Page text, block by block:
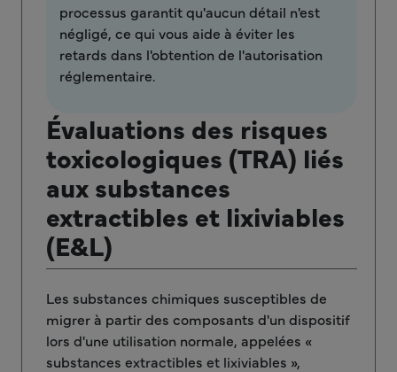
processus garantit qu'aucun détail n'est
négligé, ce qui vous aide à éviter les
retards dans l'obtention de l'autorisation
réglementaire.
Évaluations des risques
toxicologiques (TRA) liés
aux substances
extractibles et lixiviables
(E&L)
Les substances chimiques susceptibles de
migrer à partir des composants d'un dispositif
lors d'une utilisation normale, appelées «
substances extractibles et lixiviables »,